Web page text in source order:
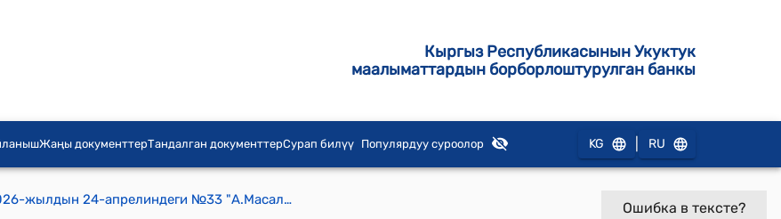
Кыргыз Республикасынын Укуктук
маалыматтардын борборлоштурулган банкы
Жаңы документтерТандалган документтерСурап билүү Популярдуу суроолор KG RU
А.Масалиев айылдык кенешинин 2026-жылдын 24-апрелиндеги №33 "А.Масалиев айыл өкмөт аймагында таштандыларды чыгаруу жыйымын жыйноо мөөнөтүн 2026-жылдын 1-июлуна бекитип берүү жөнүндө" токтому
Ошибка в тексте?